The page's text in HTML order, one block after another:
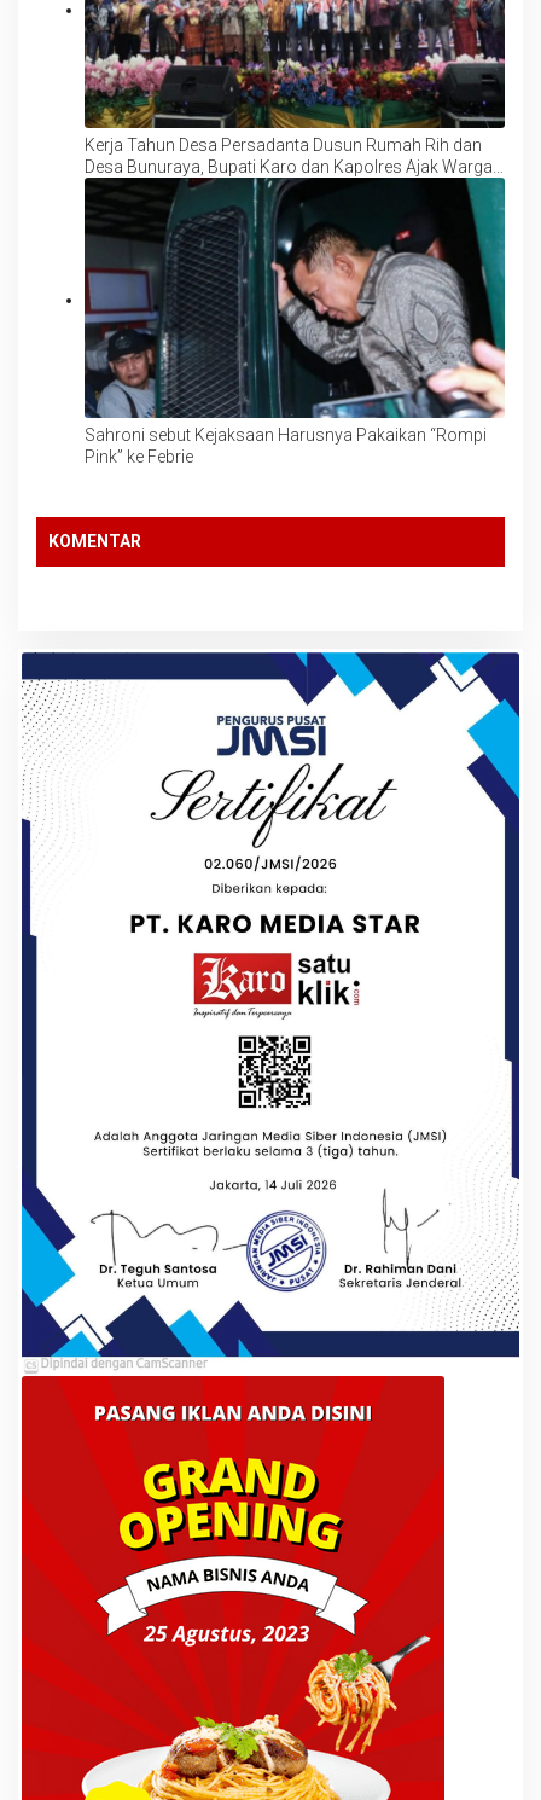
Kerja Tahun Desa Persadanta Dusun Rumah Rih dan
Desa Bunuraya, Bupati Karo dan Kapolres Ajak Warga
Perkuat Persatuan dan Jaga Tradisi Budaya Suku Karo
Sahroni sebut Kejaksaan Harusnya Pakaikan “Rompi
Pink” ke Febrie
KOMENTAR